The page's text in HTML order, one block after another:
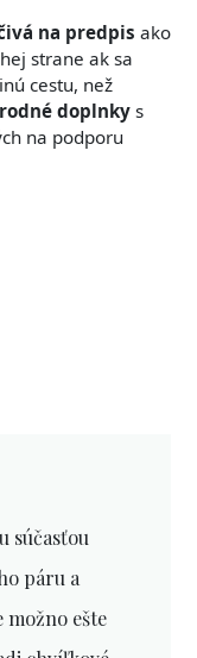
na predpis ako
strane ak sa
cestu, než
doplnkys
na podporu
súčasťou
páru a
možno ešte